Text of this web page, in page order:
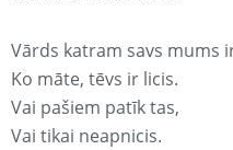
Vārds katram savs mums
Ko māte, tēvs ir licis.
Vai pašiem patīk tas,
Vai tikai neapnicis.